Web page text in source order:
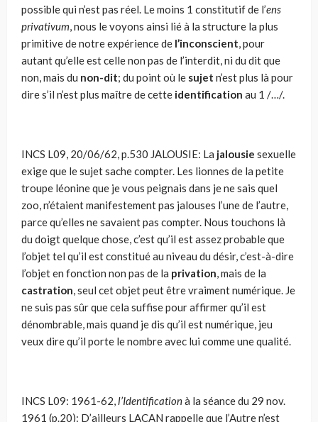
possible qui n’est pas réel. Le moins 1 constitutif de l’ens
privativum, nous le voyons ainsi lié à la structure la plus
primitive de notre expérience de l’inconscient, pour
autant qu’elle est celle non pas de l’interdit, ni du dit que
non, mais du non-dit; du point où le sujet n’est plus là pour
dire s’il n’est plus maître de cette identification au 1 /…/.
INCS L09, 20/06/62, p.530 JALOUSIE: La jalousie sexuelle
exige que le sujet sache compter. Les lionnes de la petite
troupe léonine que je vous peignais dans je ne sais quel
zoo, n’étaient manifestement pas jalouses l’une de l’autre,
parce qu’elles ne savaient pas compter. Nous touchons là
du doigt quelque chose, c’est qu’il est assez probable que
l’objet tel qu’il est constitué au niveau du désir, c’est-à-dire
l’objet en fonction non pas de la privation, mais de la
castration, seul cet objet peut être vraiment numérique. Je
ne suis pas sûr que cela suffise pour affirmer qu’il est
dénombrable, mais quand je dis qu’il est numérique, jeu
veux dire qu’il porte le nombre avec lui comme une qualité.
INCS L09: 1961-62,l’Identificationà la séance du 29 nov.
1961 (p.20): D’ailleurs LACAN rappelle que l’Autre n’est